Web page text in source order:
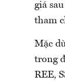
giá
tham
Mặc
trong
REE,